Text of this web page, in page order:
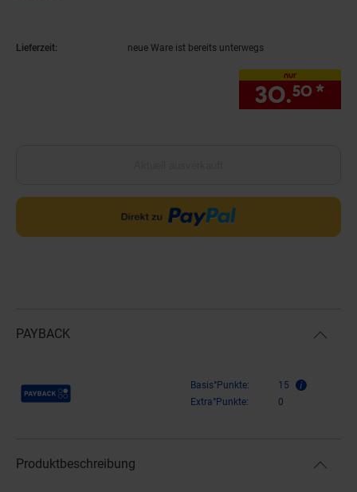
Lieferzeit: neue Ware ist bereits unterwegs
nur
30.50 *
PAYBACK
Payback Punkte Basis°Punkte:
15
Extra°Punkte:
0
Produktbeschreibung